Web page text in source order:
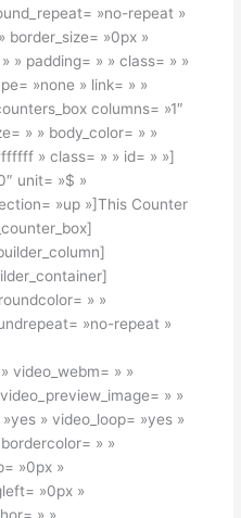
»no-repeat »
border_size= »0px »
» padding= » » class= » »
»none » link= » »
columns= »1″
» » body_color= » »
» class= » » id= » »]
unit= »$ »
»up »]This Counter
» »
»no-repeat »
video_webm= » »
» »
» video_loop= »yes »
» »
»0px »
»0px »